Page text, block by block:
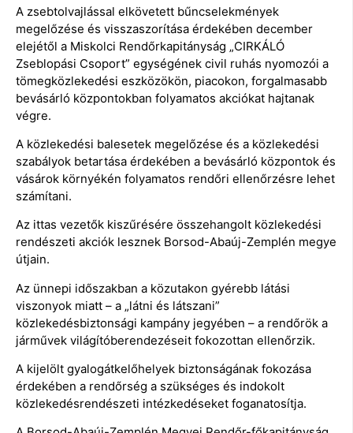
A zsebtolvajlással elkövetett bűncselekmények
megelőzése és visszaszorítása érdekében december
elejétől a Miskolci Rendőrkapitányság „CIRKÁLÓ
Zseblopási Csoport” egységének civil ruhás nyomozói a
tömegközlekedési eszközökön, piacokon, forgalmasabb
bevásárló központokban folyamatos akciókat hajtanak
végre.
A közlekedési balesetek megelőzése és a közlekedési
szabályok betartása érdekében a bevásárló központok és
vásárok környékén folyamatos rendőri ellenőrzésre lehet
számítani.
Az ittas vezetők kiszűrésére összehangolt közlekedési
rendészeti akciók lesznek Borsod-Abaúj-Zemplén megye
útjain.
Az ünnepi időszakban a közutakon gyérebb látási
viszonyok miatt – a „látni és látszani”
közlekedésbiztonsági kampány jegyében – a rendőrök a
járművek világítóberendezéseit fokozottan ellenőrzik.
A kijelölt gyalogátkelőhelyek biztonságának fokozása
érdekében a rendőrség a szükséges és indokolt
közlekedésrendészeti intézkedéseket foganatosítja.